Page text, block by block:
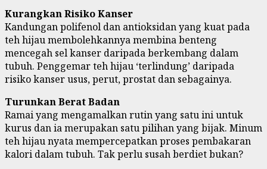
Kurangkan Risiko Kanser
Kandungan polifenol dan antioksidan yang kuat pada
teh hijau membolehkannya membina benteng
mencegah sel kanser daripada berkembang dalam
tubuh. Penggemar teh hijau ‘terlindung’ daripada
risiko kanser usus, perut, prostat dan sebagainya.
Turunkan Berat Badan
Ramai yang mengamalkan rutin yang satu ini untuk
kurus dan ia merupakan satu pilihan yang bijak. Minum
teh hijau nyata mempercepatkan proses pembakaran
kalori dalam tubuh. Tak perlu susah berdiet bukan?